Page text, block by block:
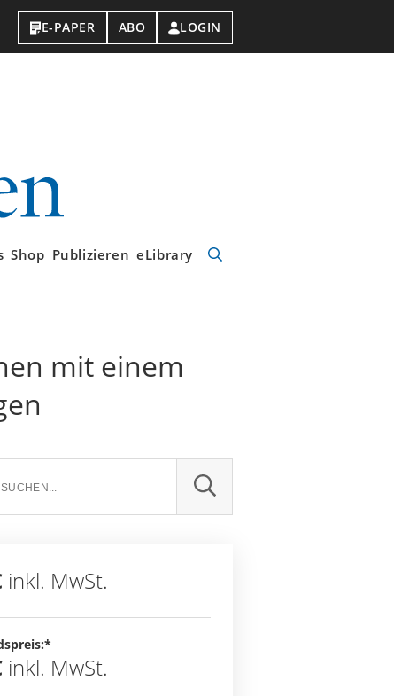
E-PAPER ABO LOGIN
Shop Publizieren eLibrary
mit einem
SUCHE
inkl. MwSt.
inkl. MwSt.